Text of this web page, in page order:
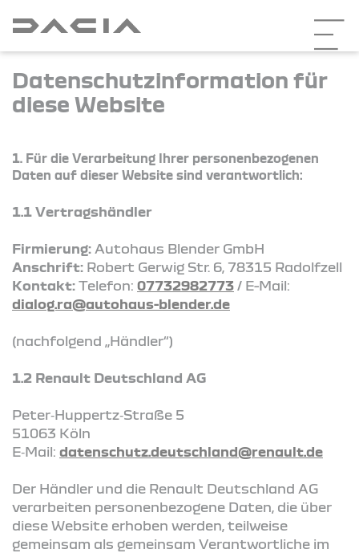
Datenschutzinformation für
diese Website
1. Für die Verarbeitung Ihrer personenbezogenen
Daten auf dieser Website sind verantwortlich:
1.1 Vertragshändler
Firmierung: Autohaus Blender GmbH
Anschrift: Robert Gerwig Str. 6, 78315 Radolfzell
Kontakt: Telefon: 07732982773 / E-Mail:
dialog.ra@autohaus-blender.de
(nachfolgend „Händler“)
1.2 Renault Deutschland AG
Peter‑Huppertz‑Straße 5
51063 Köln
E‑Mail: datenschutz.deutschland@renault.de
Der Händler und die Renault Deutschland AG
verarbeiten personenbezogene Daten, die über
diese Website erhoben werden, teilweise
gemeinsam als gemeinsam Verantwortliche im